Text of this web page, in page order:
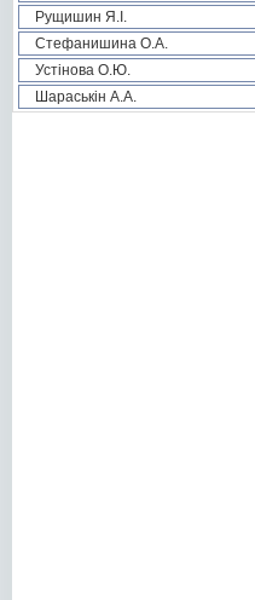
Рущишин Я.І.
Стефанишина О.А.
Устінова О.Ю.
Шараськін А.А.